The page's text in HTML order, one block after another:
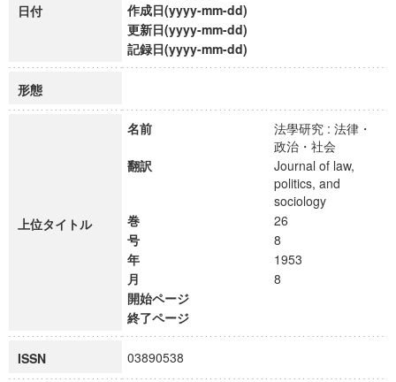
日付
作成日(yyyy-mm-dd)
更新日(yyyy-mm-dd)
記録日(yyyy-mm-dd)
形態
上位タイトル
名前
法學研究 : 法律・
政治・社会
翻訳
Journal of law,
politics, and
sociology
巻
26
号
8
年
1953
月
8
開始ページ
終了ページ
ISSN 03890538